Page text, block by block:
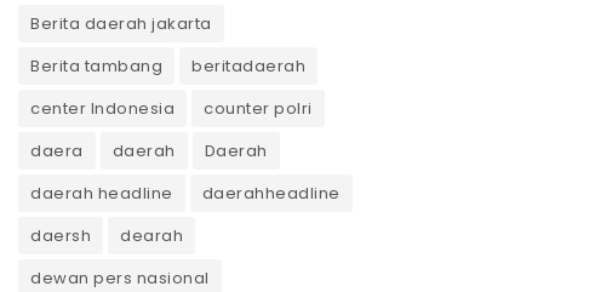
Berita daerah jakarta
Berita tambang
beritadaerah
center Indonesia
counter polri
daera
daerah
Daerah
daerah headline
daerahheadline
daersh
dearah
dewan pers nasional